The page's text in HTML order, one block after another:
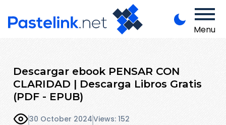
Menu
Descargar ebook PENSAR CON
CLARIDAD | Descarga Libros Gratis
(PDF - EPUB)
30 October 2024Views: 152